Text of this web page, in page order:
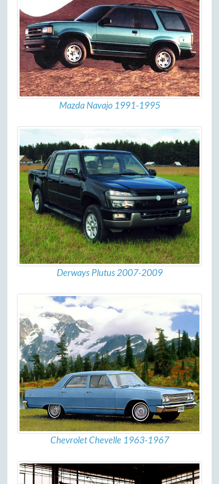
Mazda Navajo 1991-1995
Derways Plutus 2007-2009
Chevrolet Chevelle 1963-1967